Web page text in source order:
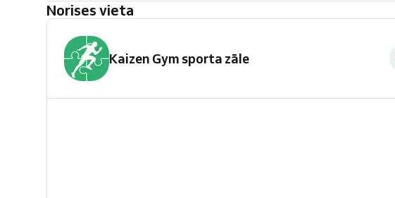
Norises vieta
Kaizen Gym sporta zāle